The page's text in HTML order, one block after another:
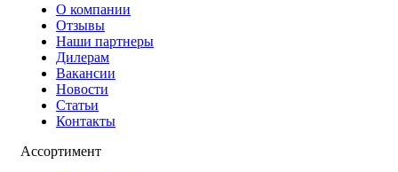
О компании
Отзывы
Наши партнеры
Дилерам
Вакансии
Новости
Статьи
Контакты
Ассортимент